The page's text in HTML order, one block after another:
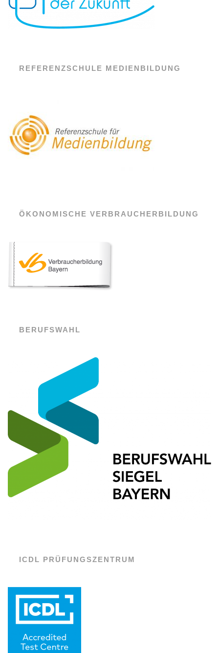
REFERENZSCHULE MEDIENBILDUNG
ÖKONOMISCHE VERBRAUCHERBILDUNG
BERUFSWAHL
ICDL PRÜFUNGSZENTRUM